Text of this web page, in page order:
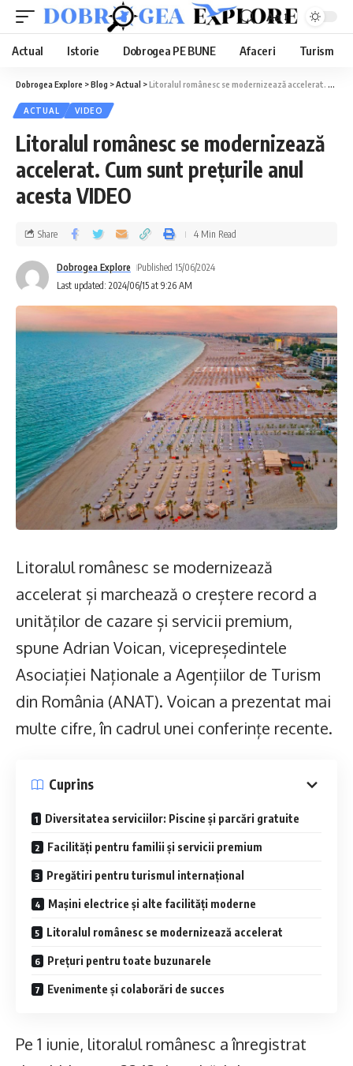
Aa
Actual Istorie Dobrogea PE BUNE Afaceri Turism
Dobrogea Explore >Blog >Actual >Litoralul românesc se modernizează accelerat. Cum sunt prețurile anul acesta VIDEO
ACTUAL VIDEO
Litoralul românesc se modernizează
accelerat. Cum sunt prețurile anul
acesta VIDEO
Last updated: 2024/06/15 at 9:26 AM
Dobrogea Explore Published 15/06/2024
Share 4 Min Read
Litoralul românesc se modernizează
accelerat și marchează o creștere record a
unităților de cazare și servicii premium,
spune Adrian Voican, vicepreședintele
Asociației Naționale a Agențiilor de Turism
din România (ANAT). Voican a prezentat mai
multe cifre, în cadrul unei conferințe recente.
Cuprins
Diversitatea serviciilor: Piscine și parcări gratuite
Facilități pentru familii și servicii premium
Pregătiri pentru turismul internațional
Mașini electrice și alte facilități moderne
Litoralul românesc se modernizează accelerat
Prețuri pentru toate buzunarele
Evenimente și colaborări de succes
Pe 1 iunie, litoralul românesc a înregistrat